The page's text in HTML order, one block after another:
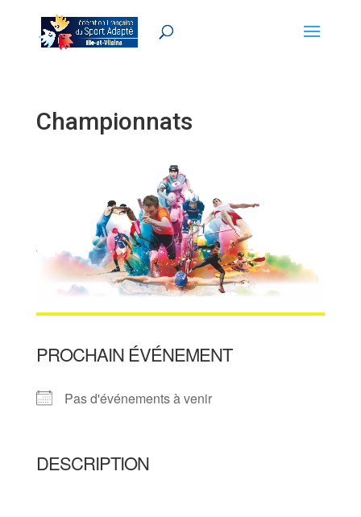
Championnats
PROCHAIN ÉVÉNEMENT
Pas d'événements à venir
DESCRIPTION